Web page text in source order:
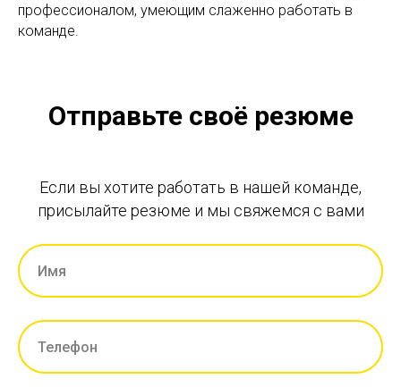
профессионалом, умеющим слаженно работать в
команде.
Отправьте своё резюме
Если вы хотите работать в нашей команде,
присылайте резюме и мы свяжемся с вами